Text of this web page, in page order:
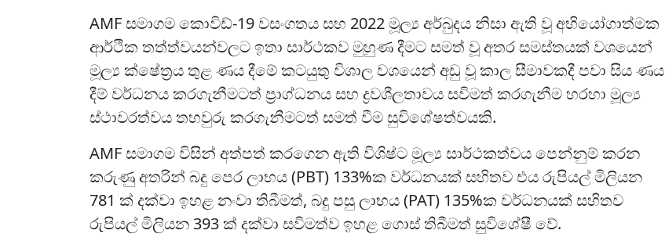
AMF සමාගම කොවිඩ්-19 වසංගතය සහ 2022 මූල්‍ය අර්බුදය නිසා ඇති වූ අභියෝගාත්මක
ආර්ථික තත්ත්වයන්වලට ඉතා සාර්ථකව මුහුණ දීමට සමත් වූ අතර සමස්තයක් වශයෙන්
මූල්‍ය ක්ෂේත්‍රය තුළ ණය දීමේ කටයුතු විශාල වශයෙන් අඩු වූ කාල සීමාවකදී පවා සිය ණය
දීම් වර්ධනය කරගැනීමටත් ප්‍රාග්ධනය සහ ද්‍රවශීලතාවය සවිමත් කරගැනීම හරහා මූල්‍ය
ස්ථාවරත්වය තහවුරු කරගැනීමටත් සමත් වීම සුවිශේෂත්වයකි.
AMF සමාගම විසින් අත්පත් කරගෙන ඇති විශිෂ්ට මූල්‍ය සාර්ථකත්වය පෙන්නුම් කරන
කරුණු අතරින් බදු පෙර ලාභය (PBT) 133%ක වර්ධනයක් සහිතව එය රුපියල් මිලියන
781 ක් දක්වා ඉහළ නංවා තිබීමත්, බදු පසු ලාභය (PAT) 135%ක වර්ධනයක් සහිතව
රුපියල් මිලියන 393 ක් දක්වා සවිමත්ව ඉහළ ගොස් තිබීමත් සුවිශේෂී වේ.